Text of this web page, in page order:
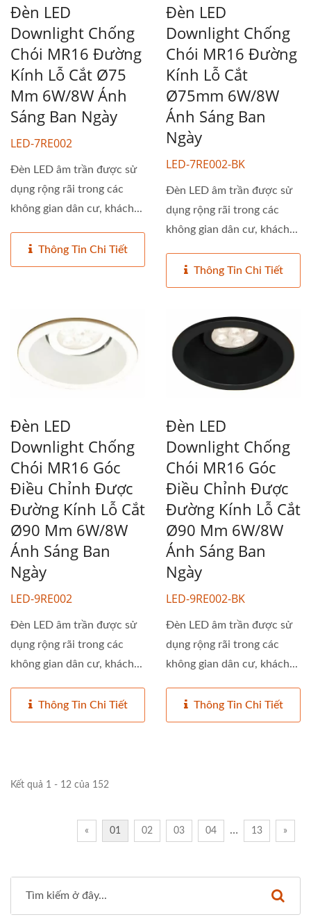
Đèn LED
Downlight Chống
Chói MR16 Đường
Kính Lỗ Cắt Ø75
Mm 6W/8W Ánh
Sáng Ban Ngày
LED-7RE002
Đèn LED âm trần được sử
dụng rộng rãi trong các
không gian dân cư, khách...
Thông Tin Chi Tiết
Đèn LED
Downlight Chống
Chói MR16 Đường
Kính Lỗ Cắt
Ø75mm 6W/8W
Ánh Sáng Ban
Ngày
LED-7RE002-BK
Đèn LED âm trần được sử
dụng rộng rãi trong các
không gian dân cư, khách...
Thông Tin Chi Tiết
Đèn LED
Downlight Chống
Chói MR16 Góc
Điều Chỉnh Được
Đường Kính Lỗ Cắt
Ø90 Mm 6W/8W
Ánh Sáng Ban
Ngày
LED-9RE002
Đèn LED âm trần được sử
dụng rộng rãi trong các
không gian dân cư, khách...
Thông Tin Chi Tiết
Đèn LED
Downlight Chống
Chói MR16 Góc
Điều Chỉnh Được
Đường Kính Lỗ Cắt
Ø90 Mm 6W/8W
Ánh Sáng Ban
Ngày
LED-9RE002-BK
Đèn LED âm trần được sử
dụng rộng rãi trong các
không gian dân cư, khách...
Thông Tin Chi Tiết
Kết quả 1 - 12 của 152
« 01 02 03 04 … 13 »